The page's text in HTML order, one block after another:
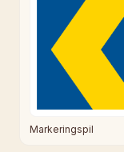
Markeringspil